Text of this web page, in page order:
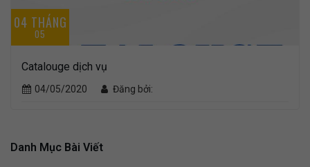
04 THÁNG
05
Catalouge dịch vụ
04/05/2020 Đăng bởi:
Danh Mục Bài Viết